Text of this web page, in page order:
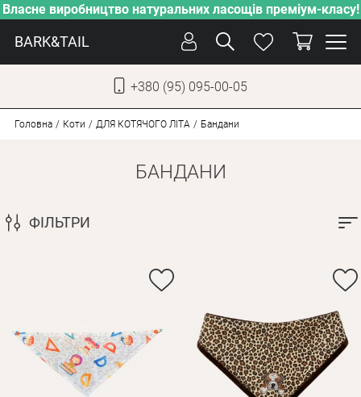
Власне виробництво натуральних ласощів преміум-класу!
BARK&TAIL
+380 (95) 095-00-05
ДОГЛЯД
НОВИНКИ
ДЛЯ СОБАК
Оплата і доставка
Головна Коти ДЛЯ КОТЯЧОГО ЛІТА Бандани
БАНДАНИ
ФІЛЬТРИ